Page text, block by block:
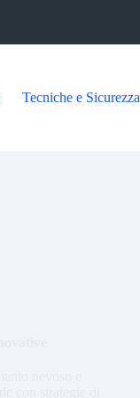
Tecniche e Sicurezza